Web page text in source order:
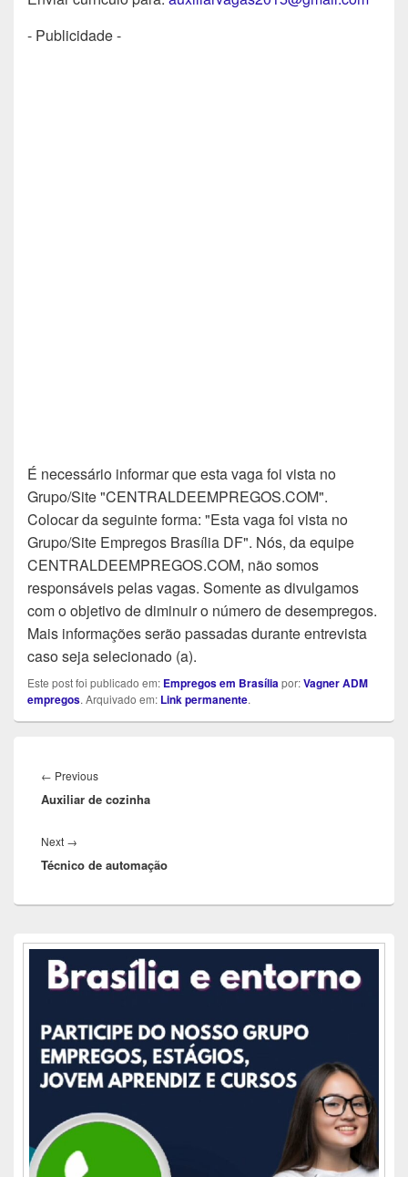
- Publicidade -
É necessário informar que esta vaga foi vista no
Grupo/Site "CENTRALDEEMPREGOS.COM".
Colocar da seguinte forma: "Esta vaga foi vista no
Grupo/Site Empregos Brasília DF". Nós, da equipe
CENTRALDEEMPREGOS.COM, não somos
responsáveis pelas vagas. Somente as divulgamos
com o objetivo de diminuir o número de desempregos.
Mais informações serão passadas durante entrevista
caso seja selecionado (a).
Este post foi publicado em: Empregos em Brasíliapor:Vagner ADM
empregos. Arquivado em: Link permanente.
de
Post
← PreviousPrevious
post:
Auxiliar de cozinha
Next →
post:
Técnico de automação
Área